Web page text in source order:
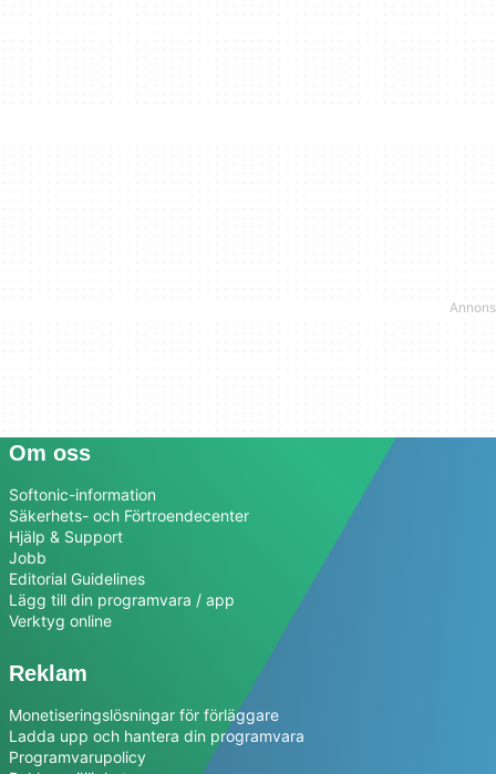
Om oss
Softonic-information
Säkerhets- och Förtroendecenter
Hjälp & Support
Jobb
Editorial Guidelines
Lägg till din programvara / app
Verktyg online
Reklam
Monetiseringslösningar för förläggare
Ladda upp och hantera din programvara
Programvarupolicy